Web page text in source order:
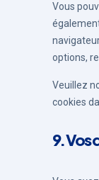
Vous
options,
Veuillez
cookies
9. Vos